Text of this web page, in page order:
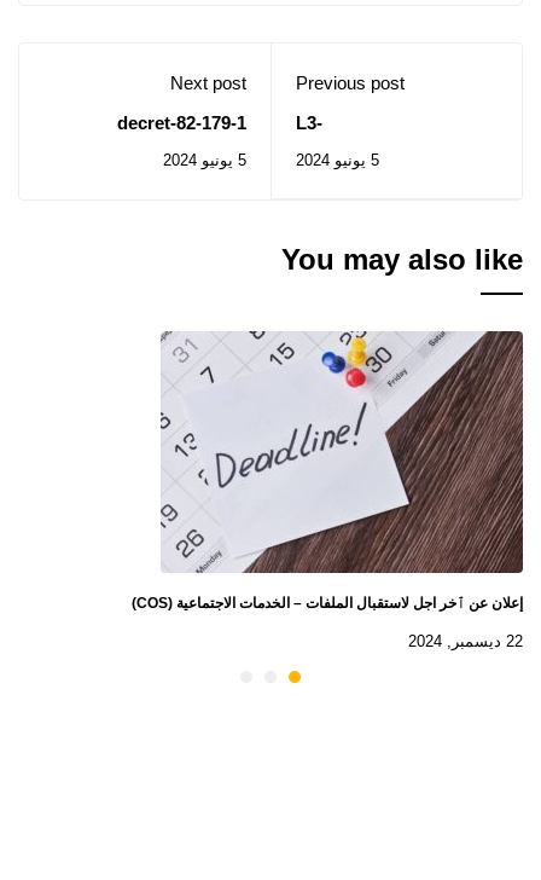
Previous post
L3-
5 يونيو 2024
Next post
1-decret-82-179
5 يونيو 2024
You may also like
إعلان عن ٱخر اجل لاستقبال الملفات – الخدمات الاجتماعية (COS)
22 ديسمبر, 2024